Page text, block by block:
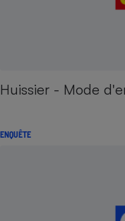
Huissier - Mode
ENQUÊTE